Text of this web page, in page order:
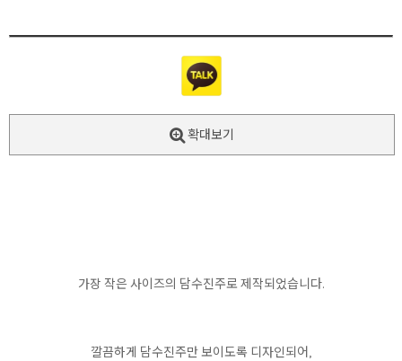
확대보기
가장 작은 사이즈의 담수진주로 제작되었습니다.
깔끔하게 담수진주만 보이도록 디자인되어,